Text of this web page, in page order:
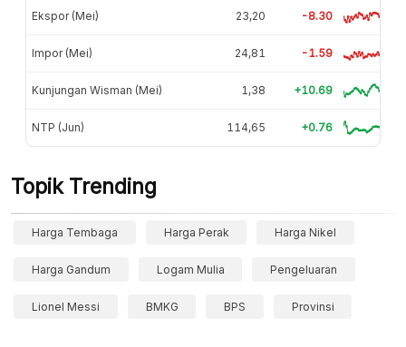
Ekspor (Mei) 23,20 -8.30
Impor (Mei) 24,81 -1.59
Kunjungan Wisman (Mei) 1,38 +10.69
NTP (Jun) 114,65 +0.76
Topik Trending
Harga Tembaga Harga Perak Harga Nikel
Harga Gandum Logam Mulia Pengeluaran
Lionel Messi BMKG BPS Provinsi